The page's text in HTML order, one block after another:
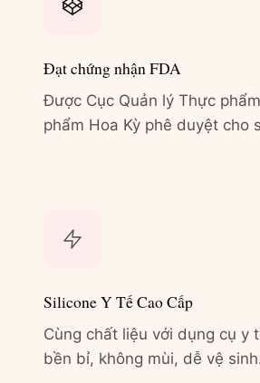
Đạt chứng nhận FDA
Được Cục Quản lý Thực
phẩm Hoa Kỳ phê duyệt cho
Silicone Y Tế Cao Cấp
Cùng chất liệu với dụng cụ y
bền bỉ, không mùi, dễ vệ